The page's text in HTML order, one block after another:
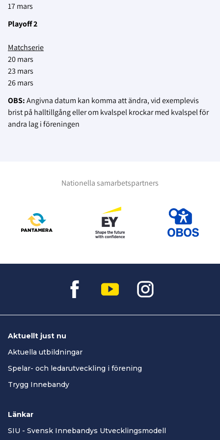
17 mars
Playoff 2
Matchserie
20 mars
23 mars
26 mars
OBS:Angivna datum kan komma att ändra, vid exemplevis
brist på halltillgång eller om kvalspel krockar med kvalspel för
andra lag i föreningen
Nationella samarbetspartners
Aktuellt just nu
Aktuella utbildningar
Spelar- och ledarutveckling i förening
Trygg Innebandy
Länkar
SIU - Svensk Innebandys Utvecklingsmodell